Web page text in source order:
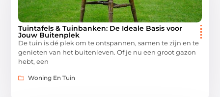
Tuintafels & Tuinbanken: De Ideale Basis voor
Jouw Buitenplek
De tuin is dé plek om te ontspannen, samen te zijn en te
genieten van het buitenleven. Of je nu een groot gazon
hebt, een
Woning En Tuin